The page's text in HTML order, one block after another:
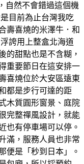
自然不會錯過這個機
目前為止台灣我吃
壽喜燒的米澤牛．和
誇用上整盒北海道
的甜點也是不含糊，
重要節日在這安排一
喜燒位於大安區遠東
都是步行可達的距
木質圓形窗景、庭院
完整禪風設計，就能
也有停車場可以停。
滿，服務人員也非常
便是「秒到日本」。